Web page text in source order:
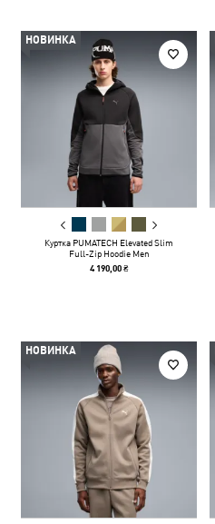
НОВИНКА
Куртка PUMATECH Elevated Slim
Full-Zip Hoodie Men
4 190,00 ₴
НОВИНКА